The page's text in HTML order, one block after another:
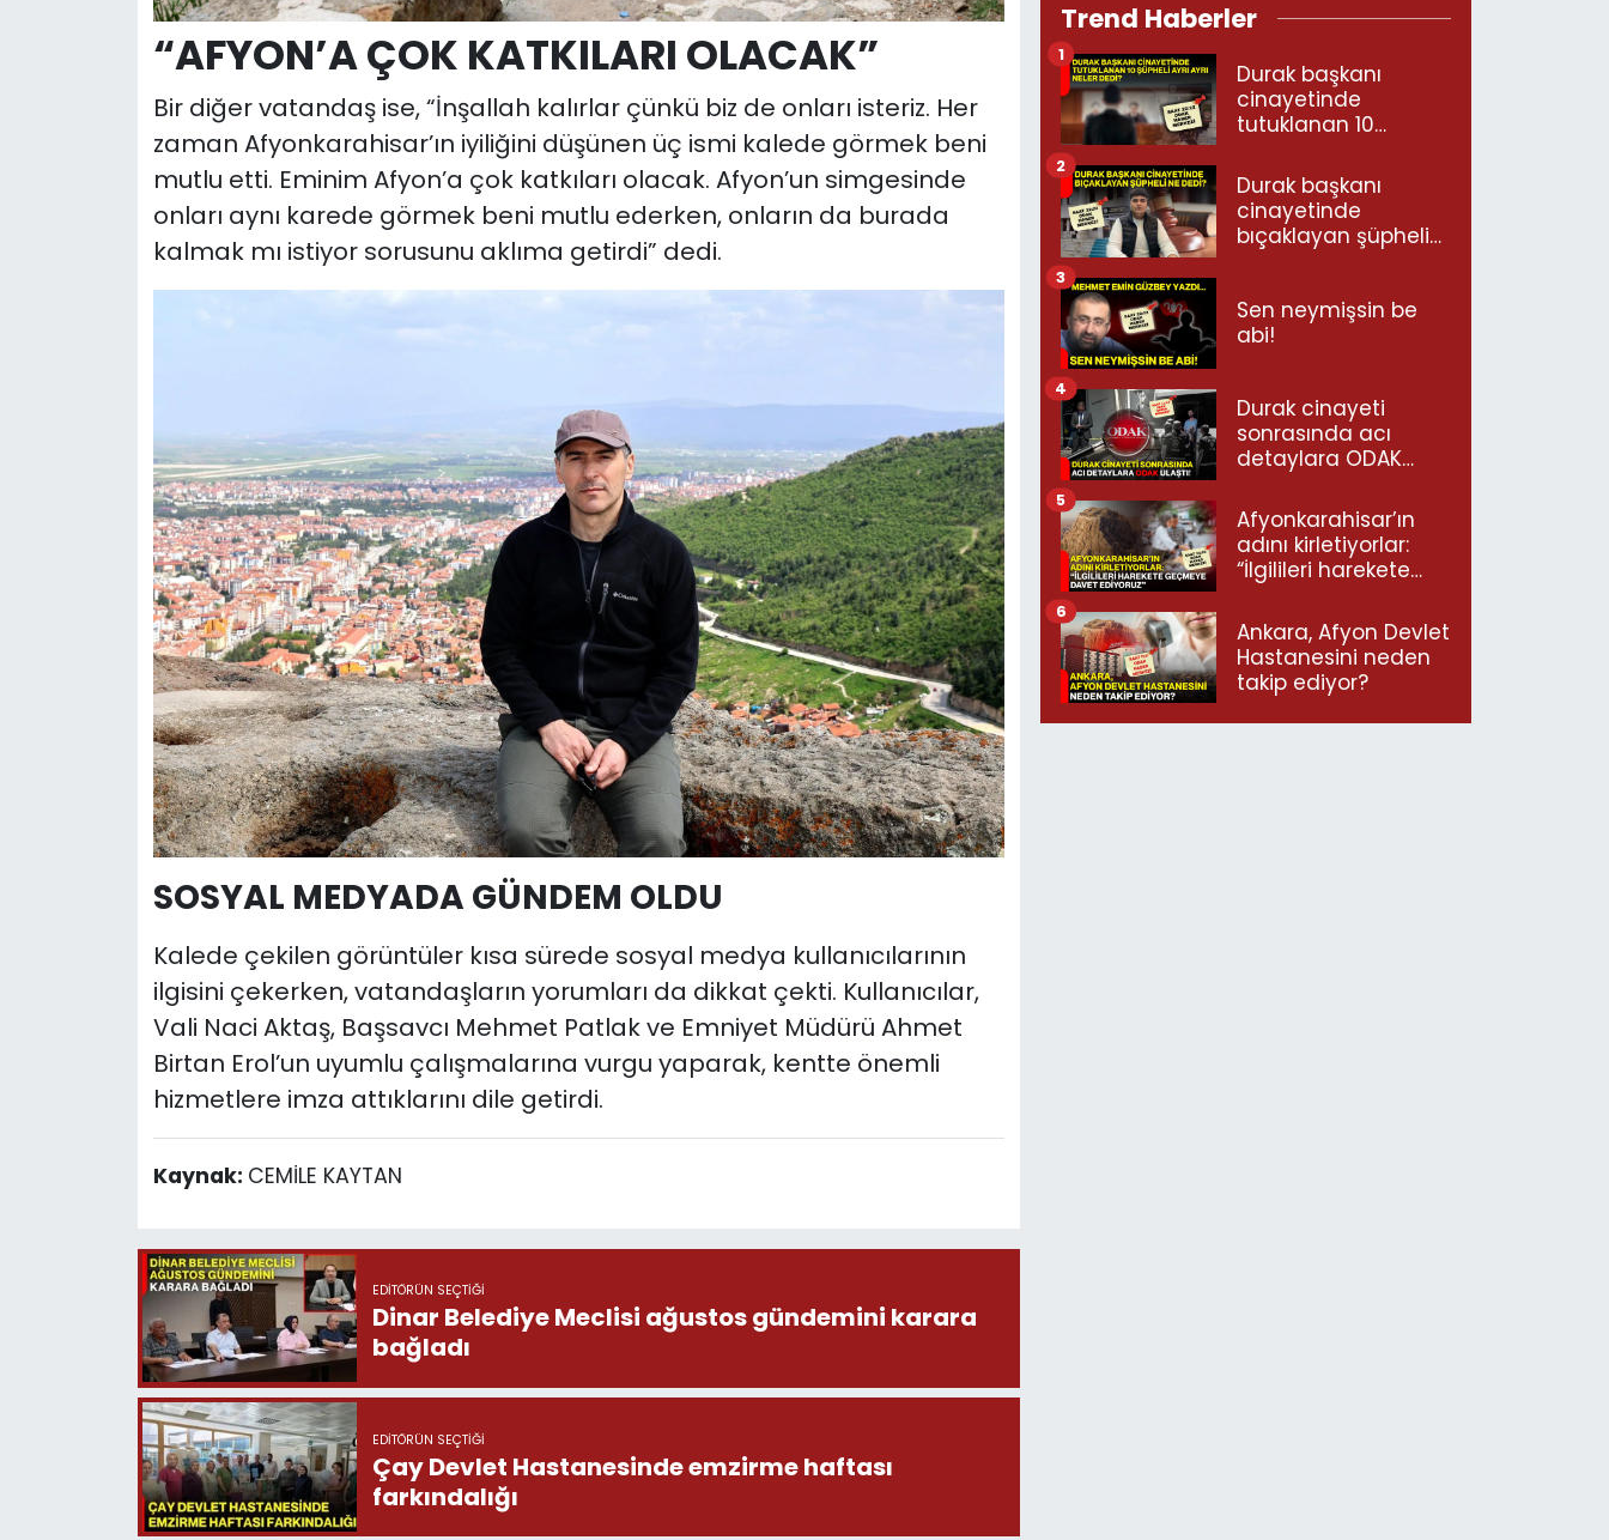
“AFYON’A ÇOK KATKILARI OLACAK”
Bir diğer vatandaş ise, “İnşallah kalırlar çünkü biz de onları isteriz. Her
zaman Afyonkarahisar’ın iyiliğini düşünen üç ismi kalede görmek beni
mutlu etti. Eminim Afyon’a çok katkıları olacak. Afyon’un simgesinde
onları aynı karede görmek beni mutlu ederken, onların da burada
kalmak mı istiyor sorusunu aklıma getirdi” dedi.
SOSYAL MEDYADA GÜNDEM OLDU
Kalede çekilen görüntüler kısa sürede sosyal medya kullanıcılarının
ilgisini çekerken, vatandaşların yorumları da dikkat çekti. Kullanıcılar,
Vali Naci Aktaş, Başsavcı Mehmet Patlak ve Emniyet Müdürü Ahmet
Birtan Erol’un uyumlu çalışmalarına vurgu yaparak, kentte önemli
hizmetlere imza attıklarını dile getirdi.
Kaynak: CEMİLE KAYTAN
EDITÖRÜN SEÇTIĞI
Dinar Belediye Meclisi ağustos gündemini karara
bağladı
EDITÖRÜN SEÇTIĞI
Çay Devlet Hastanesinde emzirme haftası
farkındalığı
Trend Haberler
Durak başkanı
cinayetinde
tutuklanan 10
neler dedi?
1
Durak başkanı
cinayetinde
bıçaklayan şüpheli
2
Sen neymişsin be
abi!
3
Durak cinayeti
sonrasında acı
detaylara ODAK
4
Afyonkarahisar’ın
adını kirletiyorlar:
“İlgilileri harekete
ediyoruz”
5
Ankara, Afyon Devlet
Hastanesini neden
takip ediyor?
6